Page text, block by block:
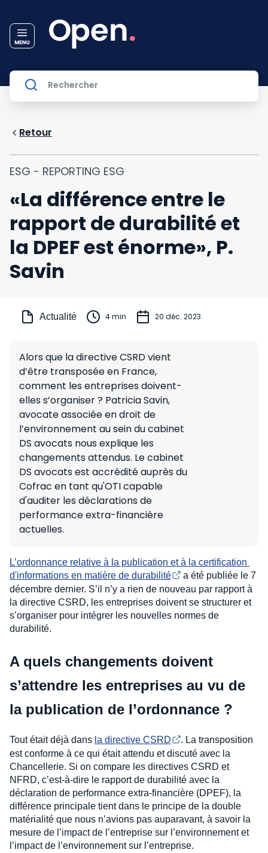
Retour
ESG - REPORTING ESG
«La différence entre le
rapport de durabilité et
la DPEF est énorme», P.
Savin
Actualité 4 min 20 déc. 2023
Alors que la directive CSRD vient
d’être transposée en France,
comment les entreprises doivent-
elles s’organiser ? Patricia Savin,
avocate associée en droit de
l’environnement au sein du cabinet
DS avocats nous explique les
changements attendus. Le cabinet
DS avocats est accrédité auprès du
Cofrac en tant qu'OTI capable
d'auditer les déclarations de
performance extra-financière
actuelles.
L’ordonnance relative à la publication et à la certification
d'informations en matière de durabilité
a été publiée le 7
décembre dernier. S’il n’y a rien de nouveau par rapport à
la directive CSRD, les entreprises doivent se structurer et
s’organiser pour intégrer les nouvelles normes de
durabilité.
A quels changements doivent
s’attendre les entreprises au vu de
la publication de l’ordonnance ?
Tout était déjà dans la directive CSRD
. La transposition
est conforme à ce qui était attendu et discuté avec la
Chancellerie. Si on compare les directives CSRD et
NFRD, c’est-à-dire le rapport de durabilité avec la
déclaration de performance extra-financière (DPEF), la
différence principale tient dans le principe de la double
matérialité que nous n’avions pas auparavant, à savoir la
mesure de l’impact de l’entreprise sur l’environnement et
l’impact de l’environnement sur l’entreprise.